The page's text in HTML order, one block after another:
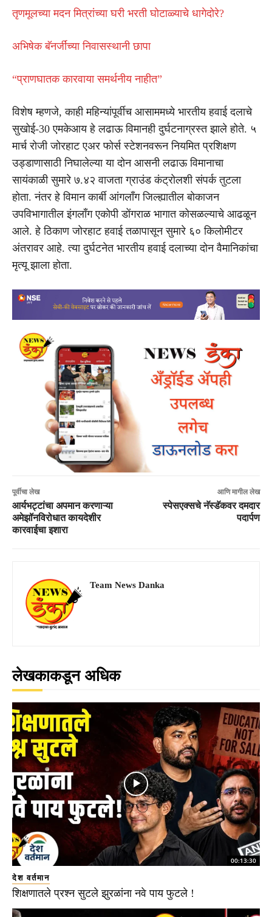
तृणमूलच्या मदन मित्रांच्या घरी भरती घोटाळ्याचे धागेदोरे?
अभिषेक बॅनर्जींच्या निवासस्थानी छापा
“प्राणघातक कारवाया समर्थनीय नाहीत”
विशेष म्हणजे, काही महिन्यांपूर्वीच आसाममध्ये भारतीय हवाई दलाचे
सुखोई-30 एमकेआय हे लढाऊ विमानही दुर्घटनाग्रस्त झाले होते. ५
मार्च रोजी जोरहाट एअर फोर्स स्टेशनवरून नियमित प्रशिक्षण
उड्डाणासाठी निघालेल्या या दोन आसनी लढाऊ विमानाचा
सायंकाळी सुमारे ७.४२ वाजता ग्राउंड कंट्रोलशी संपर्क तुटला
होता. नंतर हे विमान कार्बी आंगलाँग जिल्ह्यातील बोकाजन
उपविभागातील इंगलाँग एकोपी डोंगराळ भागात कोसळल्याचे आढळून
आले. हे ठिकाण जोरहाट हवाई तळापासून सुमारे ६० किलोमीटर
अंतरावर आहे. त्या दुर्घटनेत भारतीय हवाई दलाच्या दोन वैमानिकांचा
मृत्यू झाला होता.
पूर्वीचा लेख
आर्यभट्टांचा अपमान करणाऱ्या
अमेझॉनविरोधात कायदेशीर
कारवाईचा इशारा
आणि मागील लेख
स्पेसएक्सचे नॅस्डॅकवर दमदार
पदार्पण
Team News Danka
लेखकाकडून अधिक
00:13:30
देश वर्तमान
शिक्षणातले प्रश्न सुटले झुरळांना नवे पाय फुटले !